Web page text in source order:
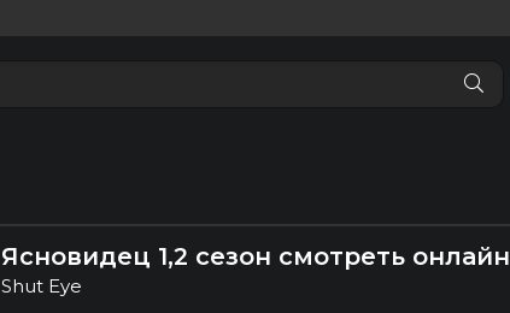
Ясновидец 1,2 сезон смотреть онлайн
Shut Eye